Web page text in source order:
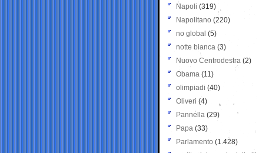
Napoli (319)
Napolitano (220)
no global (5)
notte bianca (3)
Nuovo Centrodestra (2)
Obama (11)
olimpiadi (40)
Oliveri (4)
Pannella (29)
Papa (33)
Parlamento (1.428)